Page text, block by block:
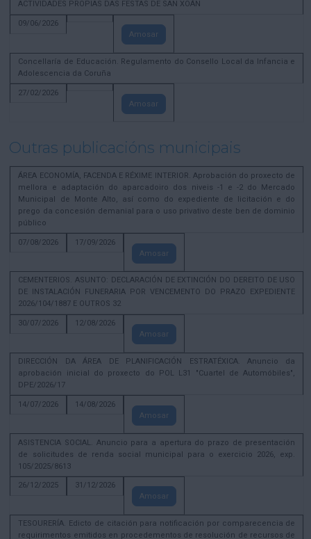
ACTIVIDADES PROPIAS DAS FESTAS DE SAN XOÁN
09/06/2026
Amosar
Concellaría de Educación. Regulamento do Consello Local da Infancia e
Adolescencia da Coruña
27/02/2026
Amosar
Outras publicacións municipais
ÁREA ECONOMÍA, FACENDA E RÉXIME INTERIOR. Aprobación do proxecto de
mellora e adaptación do aparcadoiro dos niveis -1 e -2 do Mercado
Municipal de Monte Alto, así como do expediente de licitación e do
prego da concesión demanial para o uso privativo deste ben de dominio
público
07/08/2026
17/09/2026
Amosar
CEMENTERIOS. ASUNTO: DECLARACIÓN DE EXTINCIÓN DO DEREITO DE USO
DE INSTALACIÓN FUNERARIA POR VENCEMENTO DO PRAZO EXPEDIENTE
2026/104/1887 E OUTROS 32
30/07/2026
12/08/2026
Amosar
DIRECCIÓN DA ÁREA DE PLANIFICACIÓN ESTRATÉXICA. Anuncio da
aprobación inicial do proxecto do POL L31 "Cuartel de Automóbiles",
DPE/2026/17
14/07/2026
14/08/2026
Amosar
ASISTENCIA SOCIAL. Anuncio para a apertura do prazo de presentación
de solicitudes de renda social municipal para o exercicio 2026, exp.
105/2025/8613
26/12/2025
31/12/2026
Amosar
TESOURERÍA. Edicto de citación para notificación por comparecencia de
requirimentos emitidos en procedementos de resolución de recursos de